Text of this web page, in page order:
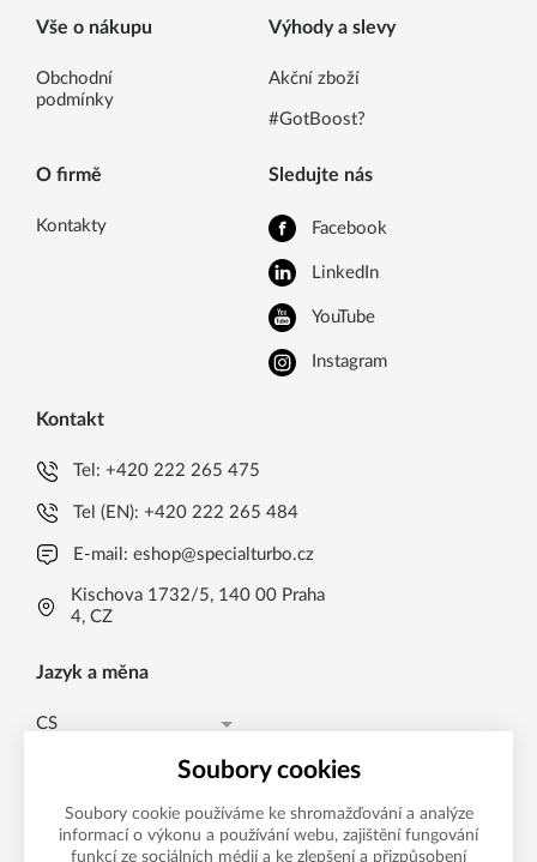
Vše o nákupu
Obchodní
podmínky
Výhody a slevy
Akční zboží
#GotBoost?
O firmě
Kontakty
Sledujte nás
Facebook
LinkedIn
YouTube
Instagram
Kontakt
Tel:+420 222 265 475
Tel (EN):+420 222 265 484
E-mail:eshop@specialturbo.cz
Kischova 1732/5, 140 00 Praha
4, CZ
Jazyk a měna
CS
EN
Česká koruna CZK (Kč)
Česká koruna CZK (Kč)
EUR (EUR)
Možnosti platby
Soubory cookies
Soubory cookie používáme ke shromažďování a analýze
informací o výkonu a používání webu, zajištění fungování
funkcí ze sociálních médií a ke zlepšení a přizpůsobení